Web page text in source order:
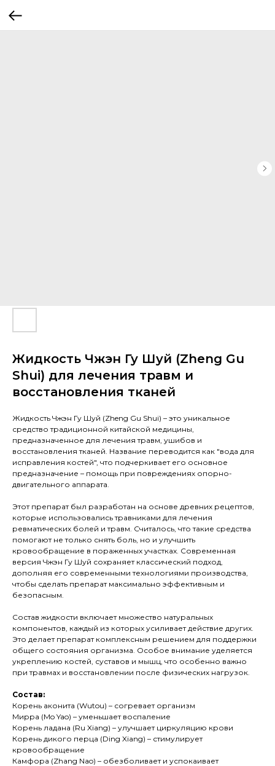
Жидкость Чжэн Гу Шуй (Zheng Gu
Shui) для лечения травм и
восстановления тканей
Жидкость Чжэн Гу Шуй (Zheng Gu Shui) – это уникальное
средство традиционной китайской медицины,
предназначенное для лечения травм, ушибов и
восстановления тканей. Название переводится как "вода для
исправления костей", что подчеркивает его основное
предназначение – помощь при повреждениях опорно-
двигательного аппарата.
Этот препарат был разработан на основе древних рецептов,
которые использовались травниками для лечения
ревматических болей и травм. Считалось, что такие средства
помогают не только снять боль, но и улучшить
кровообращение в пораженных участках. Современная
версия Чжэн Гу Шуй сохраняет классический подход,
дополняя его современными технологиями производства,
чтобы сделать препарат максимально эффективным и
безопасным.
Состав жидкости включает множество натуральных
компонентов, каждый из которых усиливает действие других.
Это делает препарат комплексным решением для поддержки
общего состояния организма. Особое внимание уделяется
укреплению костей, суставов и мышц, что особенно важно
при травмах и восстановлении после физических нагрузок.
Состав:
Корень аконита (Wutou) – согревает организм
Мирра (Mo Yao) – уменьшает воспаление
Корень ладана (Ru Xiang) – улучшает циркуляцию крови
Корень дикого перца (Ding Xiang) – стимулирует
кровообращение
Камфора (Zhang Nao) – обезболивает и успокаивает